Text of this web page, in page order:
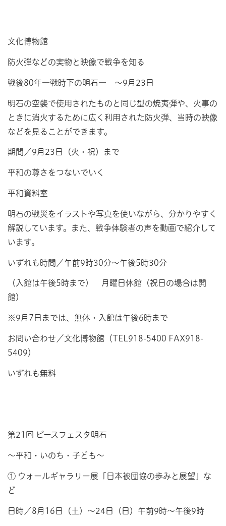
文化博物館
防火弾などの実物と映像で戦争を知る
戦後80年―戦時下の明石― ～9月23日
明石の空襲で使用されたものと同じ型の焼夷弾や、火事の
ときに消火するために広く利用された防火弾、当時の映像
などを見ることができます。
期間／9月23日（火・祝）まで
平和の尊さをつないでいく
平和資料室
明石の戦災をイラストや写真を使いながら、分かりやすく
解説しています。また、戦争体験者の声を動画で紹介して
います。
いずれも時間／午前9時30分～午後5時30分
（入館は午後5時まで） 月曜日休館（祝日の場合は開
館）
※9月7日までは、無休・入館は午後6時まで
お問い合わせ／文化博物館（TEL918-5400 FAX918-
5409）
いずれも無料
第21回 ピースフェスタ明石
～平和・いのち・子ども～
① ウォールギャラリー展「日本被団協の歩みと展望」な
ど
日時／8月16日（土）～24日（日）午前9時～午後9時